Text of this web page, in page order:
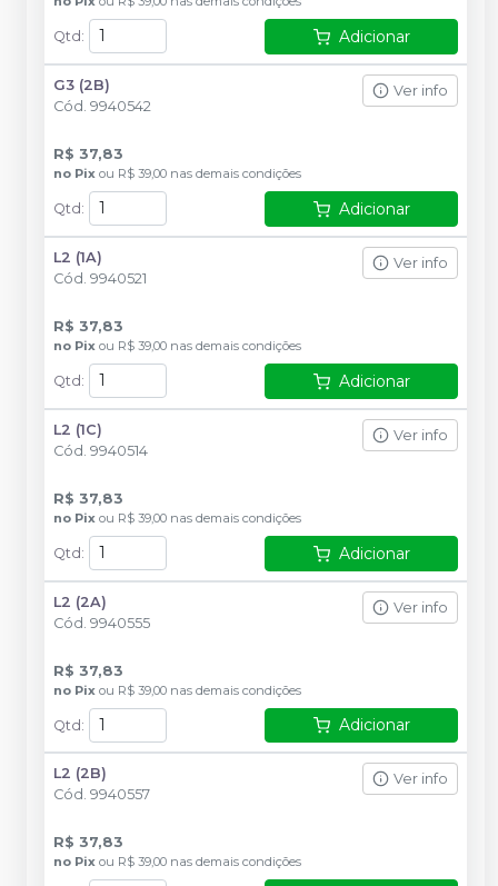
Qtd : Adicionar
G3 (2B)
Cód. 9940542
Ver info
R$ 37,83
no Pix ou R$ 39,00 nas demais condições
Qtd : Adicionar
L2 (1A)
Cód. 9940521
Ver info
R$ 37,83
no Pix ou R$ 39,00 nas demais condições
Qtd : Adicionar
L2 (1C)
Cód. 9940514
Ver info
R$ 37,83
no Pix ou R$ 39,00 nas demais condições
Qtd : Adicionar
L2 (2A)
Cód. 9940555
Ver info
R$ 37,83
no Pix ou R$ 39,00 nas demais condições
Qtd: Adicionar
L2 (2B)
Cód. 9940557
Ver info
R$ 37,83
no Pix ou R$ 39,00 nas demais condições